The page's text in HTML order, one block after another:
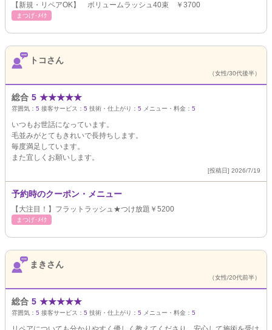
【新規・リペアOK】 ボリュームラッシュ40束 ￥3700
まつげ･ﾒｲｸ
トコさん
（女性/30代後半）
総合 5 ★★★★★
雰囲気： 5 接客サービス： 5 技術・仕上がり： 5 メニュー・料金： 5
いつもお世話になっています。
毛並みがとてもきれいで長持ちします。
毎度満足しています。
また宜しくお願いします。
[投稿日] 2026/7/19
予約時のクーポン・メニュー
【大注目！】フラットラッシュ★つけ放題￥5200
まつげ･ﾒｲｸ
まきさん
（女性/20代前半）
総合 5 ★★★★★
雰囲気： 5 接客サービス： 5 技術・仕上がり： 5 メニュー・料金： 5